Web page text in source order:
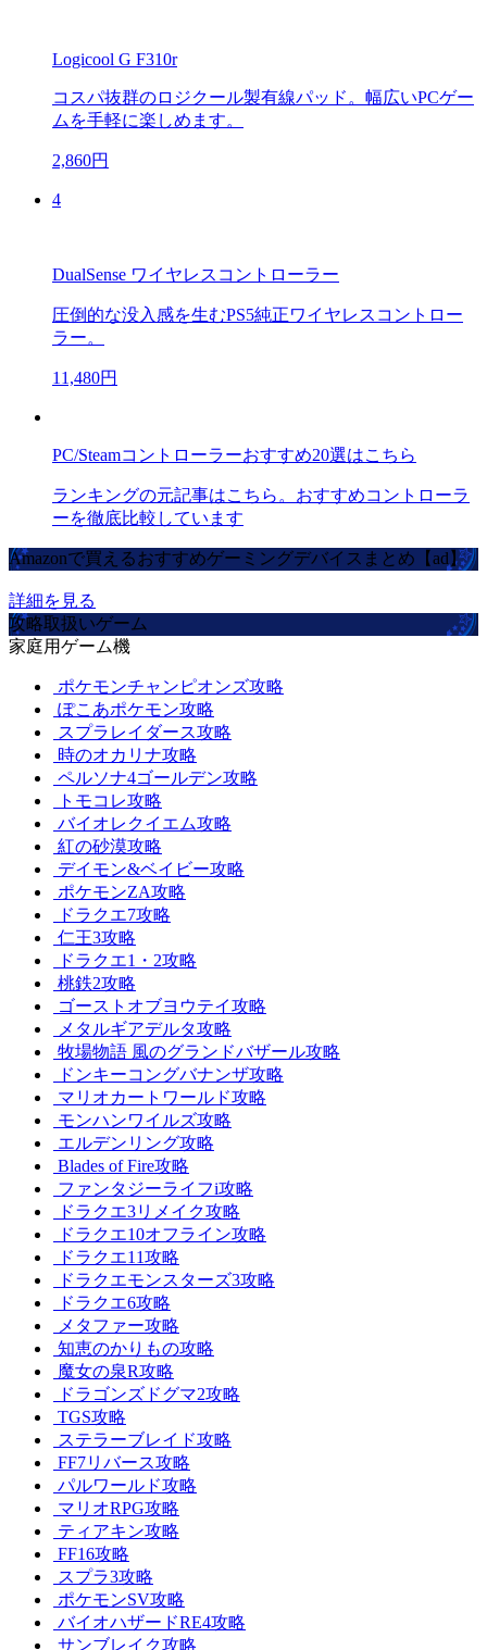
Logicool G F310r
コスパ抜群のロジクール製有線パッド。幅広いPCゲー
ムを手軽に楽しめます。
2,860円
4
DualSense ワイヤレスコントローラー
圧倒的な没入感を生むPS5純正ワイヤレスコントロー
ラー。
11,480円
PC/Steamコントローラーおすすめ20選はこちら
ランキングの元記事はこちら。おすすめコントローラ
ーを徹底比較しています
Amazonで買えるおすすめゲーミングデバイスまとめ【ad】
詳細を見る
攻略取扱いゲーム
家庭用ゲーム機
ポケモンチャンピオンズ攻略
ぽこあポケモン攻略
スプラレイダース攻略
時のオカリナ攻略
ペルソナ4ゴールデン攻略
トモコレ攻略
バイオレクイエム攻略
紅の砂漠攻略
デイモン&ベイビー攻略
ポケモンZA攻略
ドラクエ7攻略
仁王3攻略
ドラクエ1・2攻略
桃鉄2攻略
ゴーストオブヨウテイ攻略
メタルギアデルタ攻略
牧場物語 風のグランドバザール攻略
ドンキーコングバナンザ攻略
マリオカートワールド攻略
モンハンワイルズ攻略
エルデンリング攻略
Blades of Fire攻略
ファンタジーライフi攻略
ドラクエ3リメイク攻略
ドラクエ10オフライン攻略
ドラクエ11攻略
ドラクエモンスターズ3攻略
ドラクエ6攻略
メタファー攻略
知恵のかりもの攻略
魔女の泉R攻略
ドラゴンズドグマ2攻略
TGS攻略
ステラーブレイド攻略
FF7リバース攻略
パルワールド攻略
マリオRPG攻略
ティアキン攻略
FF16攻略
スプラ3攻略
ポケモンSV攻略
バイオハザードRE4攻略
サンブレイク攻略